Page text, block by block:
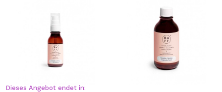
Dieses Angebot endet in: